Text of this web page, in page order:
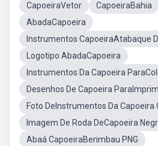
CapoeiraVetor
CapoeiraBahia
AbadaCapoeira
Instrumentos CapoeiraAtabaque
Logotipo AbadaCapoeira
Instrumentos Da Capoeira
Desenhos De Capoeira
Foto DeInstrumentos Da Capoeira
Imagem De Roda DeCapoeira
Abaá CapoeiraBerimbau PNG